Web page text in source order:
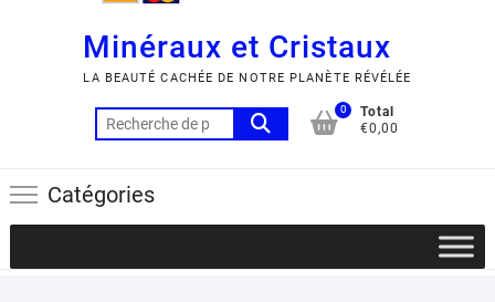
Minéraux et Cristaux
LA BEAUTÉ CACHÉE DE NOTRE PLANÈTE RÉVÉLÉE
Recherche
pour :
0
Total
€0,00
Catégories